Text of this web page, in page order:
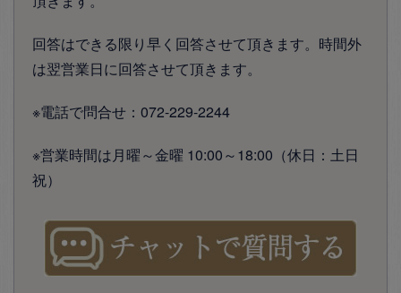
回答はできる限り早く回答させて頂きます。時間外
は翌営業日に回答させて頂きます。
※電話で問合せ：072-229-2244
※営業時間は月曜～金曜 10:00～18:00（休日：土日
祝）